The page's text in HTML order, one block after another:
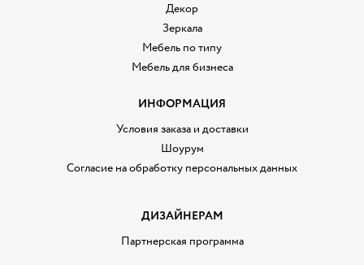
Декор
Зеркала
Мебель по типу
Мебель для бизнеса
ИНФОРМАЦИЯ
Условия заказа и доставки
Шоурум
Согласие на обработку персональных данных
ДИЗАЙНЕРАМ
Партнерская программа